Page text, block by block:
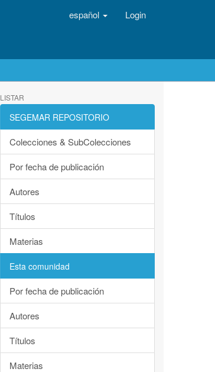
español Login
LISTAR
SEGEMAR REPOSITORIO
Colecciones & SubColecciones
Por fecha de publicación
Autores
Títulos
Materias
Esta comunidad
Por fecha de publicación
Autores
Títulos
Materias